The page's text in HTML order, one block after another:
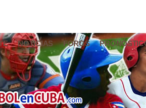
NOTICIAS FOROS